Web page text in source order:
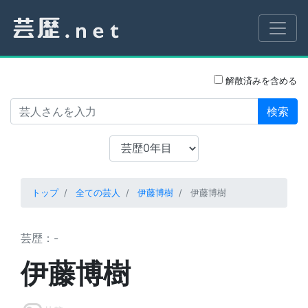
解散済みを含める
検索
トップ 全ての芸人 伊藤博樹 伊藤博樹
芸歴：-
伊藤博樹